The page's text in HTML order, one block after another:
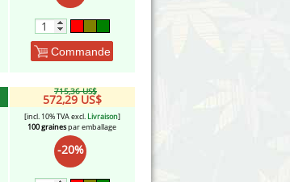
Commande
715,36 US$
572,29 US$
[incl. 10% TVA excl. Livraison]
100 grainespar emballage
-20%